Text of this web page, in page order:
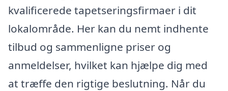
kvalificerede tapetseringsfirmaer i dit
lokalområde. Her kan du nemt indhente
tilbud og sammenligne priser og
anmeldelser, hvilket kan hjælpe dig med
at træffe den rigtige beslutning. Når du